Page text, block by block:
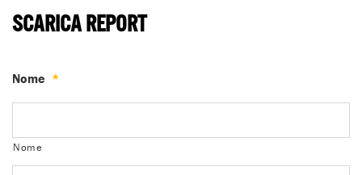
SCARICA REPORT
Nome *
Nome